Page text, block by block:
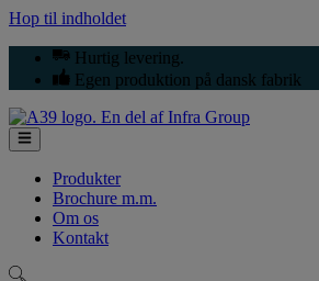
Hop til indholdet
Hurtig levering.
Egen produktion på dansk fabrik
Produkter
Brochure m.m.
Om os
Kontakt